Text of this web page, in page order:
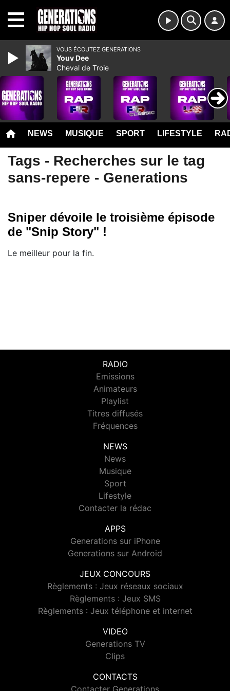
NEWS MUSIQUE SPORT LIFESTYLE
Tags - Recherches sur le tag
sans-repere - Generations
Sniper dévoile le troisième épisode
de "Snip Story" !
Le meilleur pour la fin.
RADIO
Emissions
Animateurs
Playlist
Titres diffusés
Fréquences
NEWS
News
Musique
Sport
Lifestyle
Contacter la rédac
APPS
Generations sur iPhone
Generations sur Android
JEUX CONCOURS
Règlements : Jeux réseaux sociaux
Règlements : Jeux SMS
Règlements : Jeux téléphone et internet
VIDEO
Generations TV
Clips
CONTACTS
VOUS ÉCOUTEZ GENERATIONS
Youv Dee
Cheval de Troie